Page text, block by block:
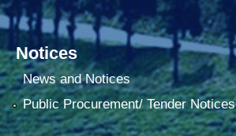
Notices
News and Notices
Public Procurement/ Tender Notices